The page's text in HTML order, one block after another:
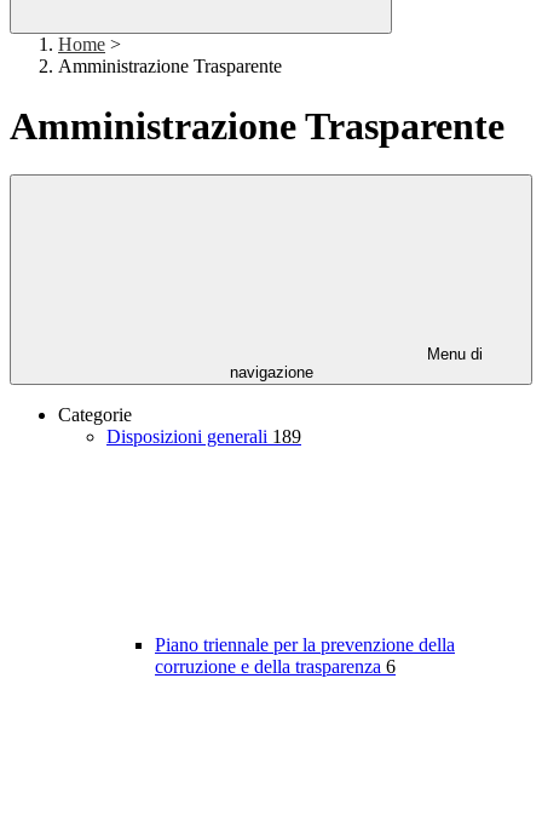
Home >
Amministrazione Trasparente
Amministrazione Trasparente
Menu di
navigazione
Categorie
Disposizioni generali 189
Piano triennale per la prevenzione della
corruzione e della trasparenza 6